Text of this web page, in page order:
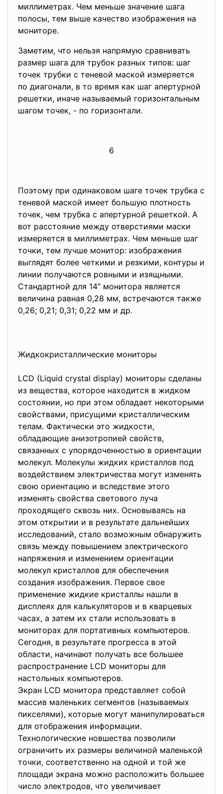
миллиметрах. Чем меньше значение шага
полосы, тем выше качество изображения на
мониторе.
Заметим, что нельзя напрямую сравнивать
размер шага для трубок разных типов: шаг
точек трубки с теневой маской измеряется
по диагонали, в то время как шаг апертурной
решетки, иначе называемый горизонтальным
шагом точек, - по горизонтали.
6
Поэтому при одинаковом шаге точек трубка с
теневой маской имеет большую плотность
точек, чем трубка с апертурной решеткой. А
вот расстояние между отверстиями маски
измеряется в миллиметрах. Чем меньше шаг
точки, тем лучше монитор: изображения
выглядят более четкими и резкими, контуры и
линии получаются ровными и изящными.
Стандартной для 14" монитора является
величина равная 0,28 мм, встречаются также
0,26; 0,21; 0,31; 0,22 мм и др.
Жидкокристаллические мониторы
LCD (Liquid crystal display) мониторы сделаны
из вещества, которое находится в жидком
состоянии, но при этом обладает некоторыми
свойствами, присущими кристаллическим
телам. Фактически это жидкости,
обладающие анизотропией свойств,
связанных с упорядоченностью в ориентации
молекул. Молекулы жидких кристаллов под
воздействием электричества могут изменять
свою ориентацию и вследствие этого
изменять свойства светового луча
проходящего сквозь них. Основываясь на
этом открытии и в результате дальнейших
исследований, стало возможным обнаружить
связь между повышением электрического
напряжения и изменением ориентации
молекул кристаллов для обеспечения
создания изображения. Первое свое
применение жидкие кристаллы нашли в
дисплеях для калькуляторов и в кварцевых
часах, а затем их стали использовать в
мониторах для портативных компьютеров.
Сегодня, в результате прогресса в этой
области, начинают получать все большее
распространение LCD мониторы для
настольных компьютеров.
Экран LCD монитора представляет собой
массив маленьких сегментов (называемых
пикселями), которые могут манипулироваться
для отображения информации.
Технологические новшества позволили
ограничить их размеры величиной маленькой
точки, соответственно на одной и той же
площади экрана можно расположить большее
число электродов, что увеличивает